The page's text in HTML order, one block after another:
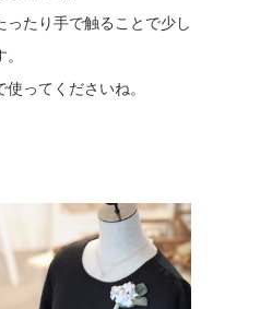
ったり手で触ることで少し
ってくださいね。